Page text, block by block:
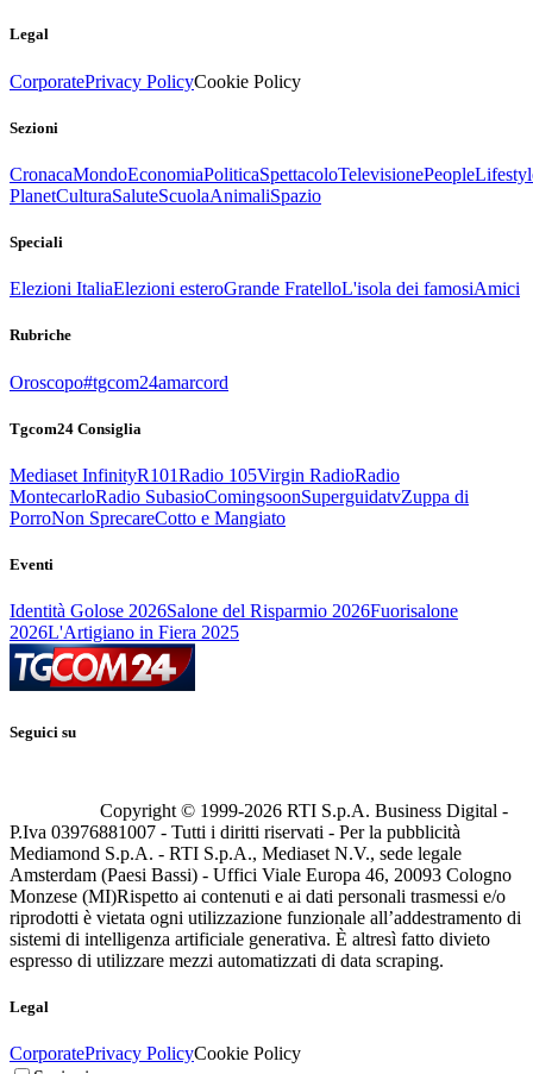
Legal
CorporatePrivacy PolicyCookie Policy
Sezioni
CronacaMondoEconomiaPoliticaSpettacoloTelevisionePeople
PlanetCulturaSaluteScuolaAnimaliSpazio
Speciali
Elezioni ItaliaElezioni esteroGrande FratelloL'isola dei famosiAmici
Rubriche
Oroscopo#tgcom24amarcord
Tgcom24 Consiglia
Mediaset InfinityR101Radio 105Virgin RadioRadio
MontecarloRadio SubasioComingsoonSuperguidatvZuppa di
PorroNon SprecareCotto e Mangiato
Eventi
Identità Golose 2026Salone del Risparmio 2026Fuorisalone
2026L'Artigiano in Fiera 2025
Seguici su
Copyright © 1999-2026 RTI S.p.A. Business Digital -
P.Iva 03976881007 - Tutti i diritti riservati - Per la pubblicità
Mediamond S.p.A. - RTI S.p.A., Mediaset N.V., sede legale
Amsterdam (Paesi Bassi) - Uffici Viale Europa 46, 20093 Cologno
Monzese (MI)Rispetto ai contenuti e ai dati personali trasmessi e/o
riprodotti è vietata ogni utilizzazione funzionale all’addestramento di
sistemi di intelligenza artificiale generativa. È altresì fatto divieto
espresso di utilizzare mezzi automatizzati di data scraping.
Legal
CorporatePrivacy PolicyCookie Policy